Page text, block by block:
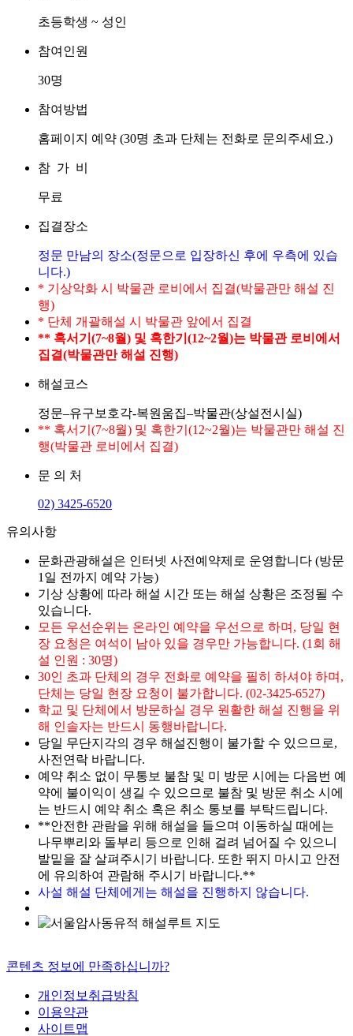
초등학생 ~ 성인
참여인원
30명
참여방법
홈페이지 예약 (30명 초과 단체는 전화로 문의주세요.)
참 가 비
무료
집결장소
정문 만남의 장소(정문으로 입장하신 후에 우측에 있습
니다.)
* 기상악화 시 박물관 로비에서 집결(박물관만 해설 진
행)
* 단체 개괄해설 시 박물관 앞에서 집결
** 혹서기(7~8월) 및 혹한기(12~2월)는 박물관 로비에서
집결(박물관만 해설 진행)
해설코스
정문–유구보호각-복원움집–박물관(상설전시실)
** 혹서기(7~8월) 및 혹한기(12~2월)는 박물관만 해설 진
행(박물관 로비에서 집결)
문 의 처
02) 3425-6520
유의사항
문화관광해설은 인터넷 사전예약제로 운영합니다 (방문
1일 전까지 예약 가능)
기상 상황에 따라 해설 시간 또는 해설 상황은 조정될 수
있습니다.
모든 우선순위는 온라인 예약을 우선으로 하며, 당일 현
장 요청은 여석이 남아 있을 경우만 가능합니다. (1회 해
설 인원 : 30명)
30인 초과 단체의 경우 전화로 예약을 필히 하셔야 하며,
단체는 당일 현장 요청이 불가합니다. (02-3425-6527)
학교 및 단체에서 방문하실 경우 원활한 해설 진행을 위
해 인솔자는 반드시 동행바랍니다.
당일 무단지각의 경우 해설진행이 불가할 수 있으므로,
사전연락 바랍니다.
예약 취소 없이 무통보 불참 및 미 방문 시에는 다음번 예
약에 불이익이 생길 수 있으므로 불참 및 방문 취소 시에
는 반드시 예약 취소 혹은 취소 통보를 부탁드립니다.
**안전한 관람을 위해 해설을 들으며 이동하실 때에는
나무뿌리와 돌부리 등으로 인해 걸려 넘어질 수 있으니
발밑을 잘 살펴주시기 바랍니다. 또한 뛰지 마시고 안전
에 유의하여 관람해 주시기 바랍니다.**
사설 해설 단체에게는 해설을 진행하지 않습니다.
콘텐츠 정보에 만족하십니까?
개인정보취급방침
이용약관
사이트맵